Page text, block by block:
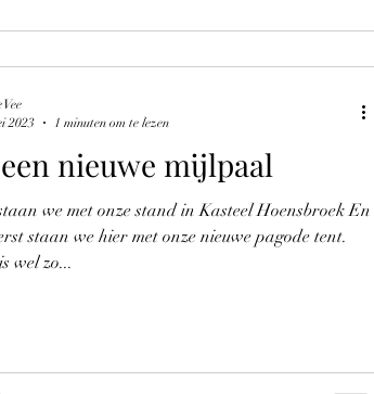
nieuwe mijlpaal
we met onze stand in Kasteel Hoensbroek En
staan we hier met onze nieuwe pagode tent.
wel zo...
2023
1 minuten om te lezen